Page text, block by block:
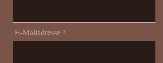
E-Mailadresse